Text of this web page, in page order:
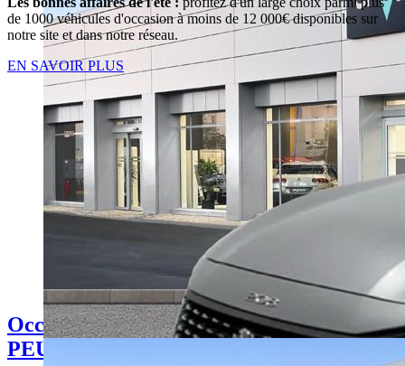
de 1000 véhicules d'occasion à moins de 12 000€ disponibles sur
notre site et dans notre réseau.
EN SAVOIR PLUS
Occasion
PEUGEOT 308